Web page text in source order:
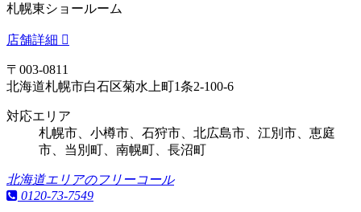
札幌東ショールーム
店舗詳細
〒003-0811
北海道札幌市白石区菊水上町1条2-100-6
対応エリア
札幌市、小樽市、石狩市、北広島市、江別市、恵庭
市、当別町、南幌町、長沼町
北海道エリアのフリーコール
0120-73-7549